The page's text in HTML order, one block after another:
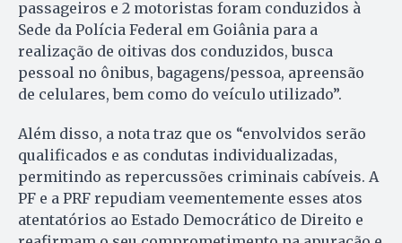
passageiros e 2 motoristas foram conduzidos à
Sede da Polícia Federal em Goiânia para a
realização de oitivas dos conduzidos, busca
pessoal no ônibus, bagagens/pessoa, apreensão
de celulares, bem como do veículo utilizado”.
Além disso, a nota traz que os “envolvidos serão
qualificados e as condutas individualizadas,
permitindo as repercussões criminais cabíveis. A
PF e a PRF repudiam veementemente esses atos
atentatórios ao Estado Democrático de Direito e